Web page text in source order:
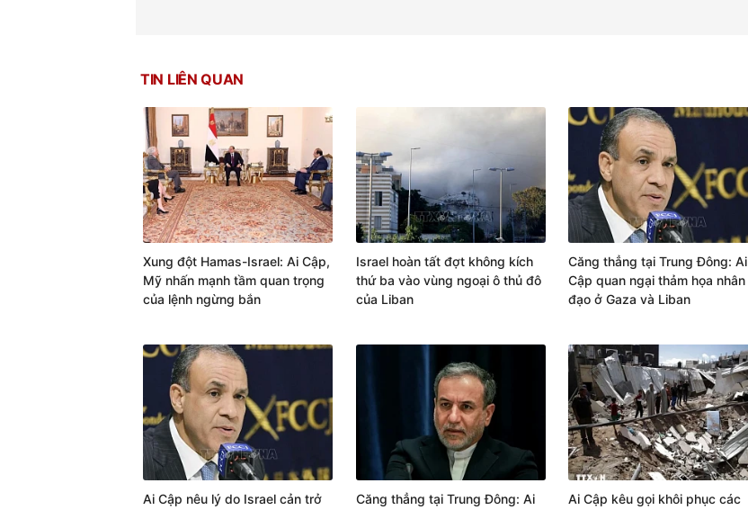
TIN LIÊN QUAN
Xung đột Hamas-Israel: Ai Cập,
Mỹ nhấn mạnh tầm quan trọng
của lệnh ngừng bắn
Israel hoàn tất đợt không kích
thứ ba vào vùng ngoại ô thủ đô
của Liban
Căng thẳng tại Trung Đông: Ai
Cập quan ngại thảm họa nhân
đạo ở Gaza và Liban
Ai Cập nêu lý do Israel cản trở
Căng thẳng tại Trung Đông: Ai
Ai Cập kêu gọi khôi phục các